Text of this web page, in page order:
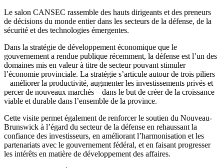
Le salon CANSEC rassemble des hauts dirigeants et des preneurs
de décisions du monde entier dans les secteurs de la défense, de la
sécurité et des technologies émergentes.
Dans la stratégie de développement économique que le
gouvernement a rendue publique récemment, la défense est l’un des
domaines mis en valeur à titre de secteur pouvant stimuler
l’économie provinciale. La stratégie s’articule autour de trois piliers
– améliorer la productivité, augmenter les investissements privés et
percer de nouveaux marchés – dans le but de créer de la croissance
viable et durable dans l’ensemble de la province.
Cette visite permet également de renforcer le soutien du Nouveau-
Brunswick à l’égard du secteur de la défense en rehaussant la
confiance des investisseurs, en améliorant l’harmonisation et les
partenariats avec le gouvernement fédéral, et en faisant progresser
les intérêts en matière de développement des affaires.